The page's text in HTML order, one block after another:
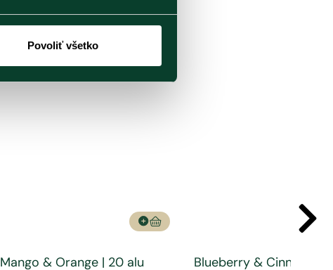
Povoliť všetko
Mango & Orange | 20 alu
Blueberry & Cinnamon